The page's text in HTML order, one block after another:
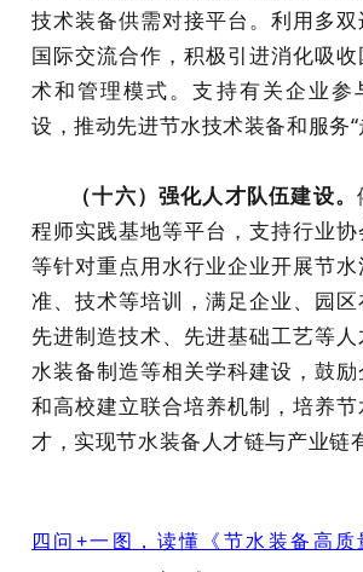
技术装备供需对接平台。利用多
国际交流合作，积极引进消化吸
术和管理模式。支持有关企业参
设，推动先进节水技术装备和服务“
（十六）强化人才队伍建设。
程师实践基地等平台，支持行业
等针对重点用水行业企业开展节
准、技术等培训，满足企业、园
先进制造技术、先进基础工艺等
水装备制造等相关学科建设，鼓
和高校建立联合培养机制，培养节
才，实现节水装备人才链与产业链
四问+一图，读懂《节水装备高质